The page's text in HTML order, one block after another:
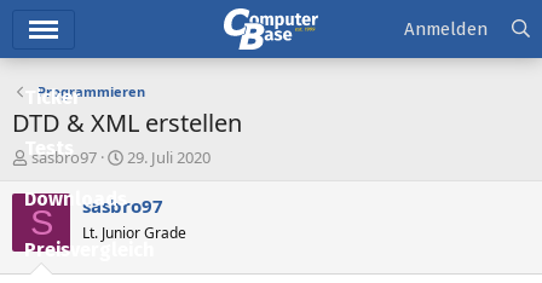
Ticker
Tests
Downloads
Preisvergleich
Anmelden
Programmieren
DTD & XML erstellen
E
s
t
e
sasbro97
E
s
e
29. Juli 2020
S sasbro97
Lt. Junior Grade